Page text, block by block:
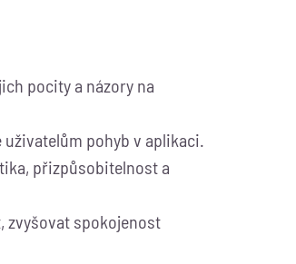
pocity a názory na
uživatelům pohyb v aplikaci.
přizpůsobitelnost a
zvyšovat spokojenost